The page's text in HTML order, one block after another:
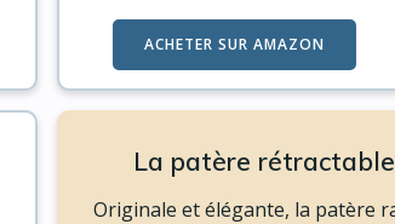
ACHETER SUR AMAZON
La patère
Originale et élégante, la patère